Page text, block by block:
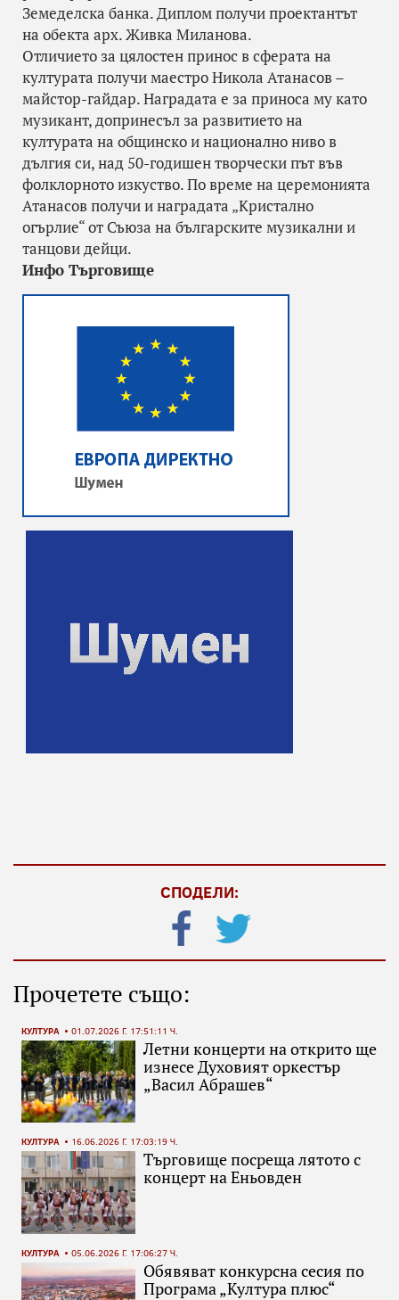
Земеделска банка. Диплом получи проектантът
на обекта арх. Живка Миланова.
Отличието за цялостен принос в сферата на
културата получи маестро Никола Атанасов –
майстор-гайдар. Наградата е за приноса му като
музикант, допринесъл за развитието на
културата на общинско и национално ниво в
дългия си, над 50-годишен творчески път във
фолклорното изкуство. По време на церемонията
Атанасов получи и наградата „Кристално
огърлие“ от Съюза на българските музикални и
танцови дейци.
Инфо Търговище
СПОДЕЛИ:
Прочетете също:
КУЛТУРА 01.07.2026 Г. 17:51:11 Ч.
Летни концерти на открито ще
изнесе Духовият оркестър
„Васил Абрашев“
КУЛТУРА 16.06.2026 Г. 17:03:19 Ч.
Търговище посреща лятото с
концерт на Еньовден
КУЛТУРА 05.06.2026 Г. 17:06:27 Ч.
Обявяват конкурсна сесия по
Програма „Култура плюс“